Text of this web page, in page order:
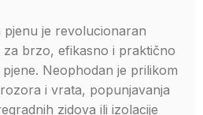
pjenu je revolucionaran
za brzo, efikasno i praktično
Neophodan je prilikom
i vrata, popunjavanja
zidova ili izolacije